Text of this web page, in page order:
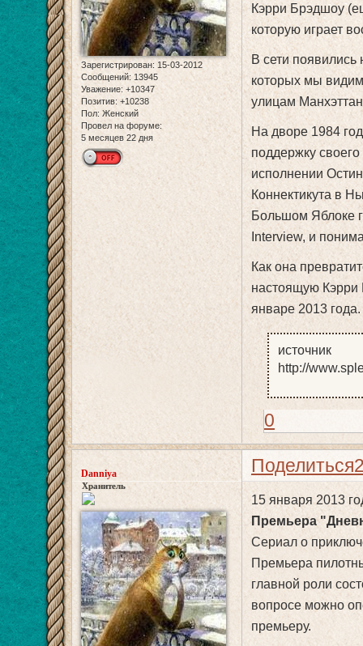
Зарегистрирован: 15-03-2012
Сообщений: 13945
Уважение: +10347
Позитив: +10238
Пол: Женский
Провел на форуме:
5 месяцев 22 дня
Кэрри Брэдшоу
которую играет
В сети
которых мы
улицам
На дворе 1984
поддержку
исполнении
Коннектикута в
Большом Яблоке
Interview, и
Как она
настоящую
январе 2013 года.
источник
http://
0
Поделиться
Danniya
Хранитель
15 января 2013
Премьера
Сериал о
Премьера
главной роли
вопросе можно
премьеру.